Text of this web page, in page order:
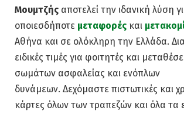
Μουμτζής αποτελεί την ιδανική λύση
οποιεσδήποτε μεταφορές και
Αθήνα και σε ολόκληρη την Ελλάδα.
ειδικές τιμές για φοιτητές και
σωμάτων ασφαλείας και ενόπλων
δυνάμεων. Δεχόμαστε πιστωτικές και
κάρτες όλων των τραπεζών και όλα τα